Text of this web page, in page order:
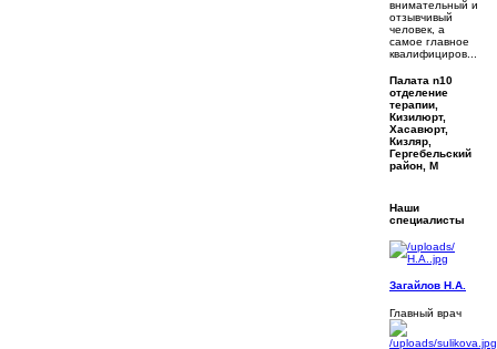
внимательный и
отзывчивый
человек, а
самое главное
квалифициров...
Палата n10
отделение
терапии,
Кизилюрт,
Хасавюрт,
Кизляр,
Гергебельский
район, М
Наши
специалисты
Загайлов Н.А.
Главный врач